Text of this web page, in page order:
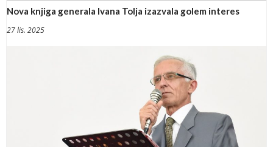
Nova knjiga generala Ivana Tolja izazvala golem interes
27 lis. 2025